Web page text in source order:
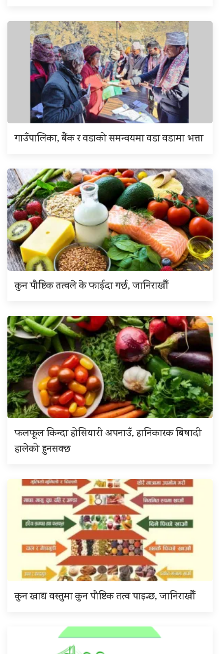
गाउँपालिका, बैंक र वडाको समन्वयमा वडा वडामा भत्ता
कुन पौष्टिक तत्वले के फाईदा गर्छ, जानिराखौँ
फलफूल किन्दा होसियारी अपनाउँ, हानिकारक बिषादी
हालेको हुनसक्छ
कुन खाद्य वस्तुमा कुन पौष्टिक तत्व पाइन्छ, जानिराखौँ